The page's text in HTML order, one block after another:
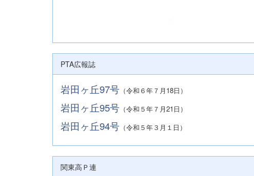
PTA広報誌
岩田ヶ丘97号 （令和６年７月18日）
岩田ヶ丘95号 （令和５年７月21日）
岩田ヶ丘94号 （令和５年３月１日）
関東高Ｐ連